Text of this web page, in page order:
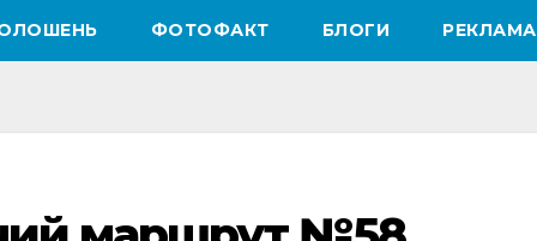
ФОТОФАКТ БЛОГИ РЕКЛАМА